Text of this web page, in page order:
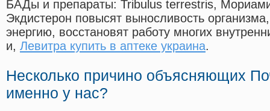
БАДы и препараты: Tribulus terrestris,
Экдистерон повысят выносливость
энергию, восстановят работу многих
и, Левитра купить в аптеке украина.
Несколько причино объясняющих
именно у нас?